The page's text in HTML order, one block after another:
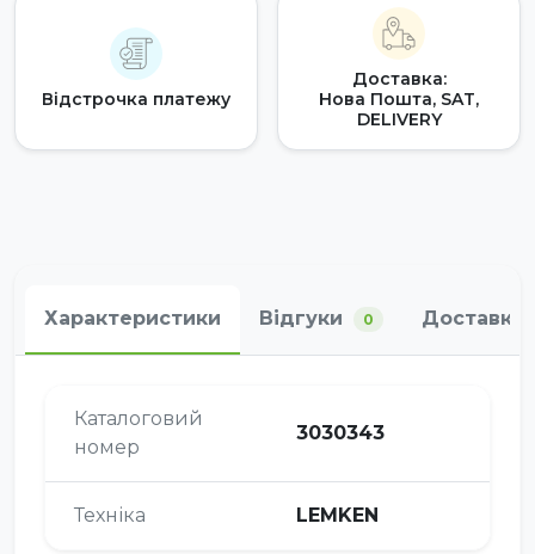
Відстрочка платежу
Доставка:
Нова Пошта, SAT,
DELIVERY
Характеристики Відгуки 0 Доставка
Каталоговий
номер
3030343
Техніка LEMKEN